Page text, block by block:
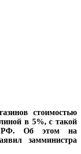
стоимостью
в 5%, с такой
РФ. Об этом на
замминистра